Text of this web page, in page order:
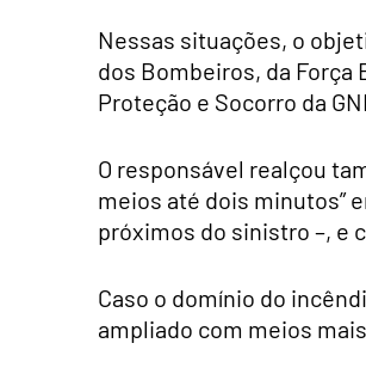
Nessas situações, o
dos Bombeiros, da Força
Proteção e Socorro da
O responsável realçou
meios até dois minutos”
próximos do sinistro –, e
Caso o domínio do
ampliado com meios